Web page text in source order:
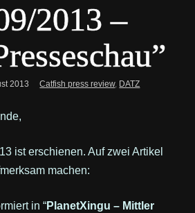
2013 –
2013 Catfish press review, DATZ
ist erschienen. Auf zwei Artikel
machen:
in “PlanetXingu – Mittler